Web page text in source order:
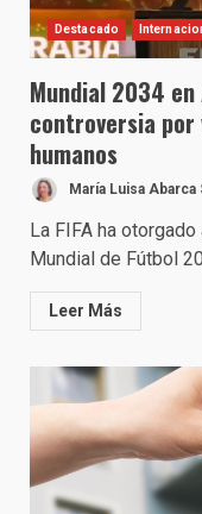
Destacado
Mundial 2034
controversia por
humanos
María Luisa Abarca
La FIFA ha
Mundial de Fútbol
Leer Más